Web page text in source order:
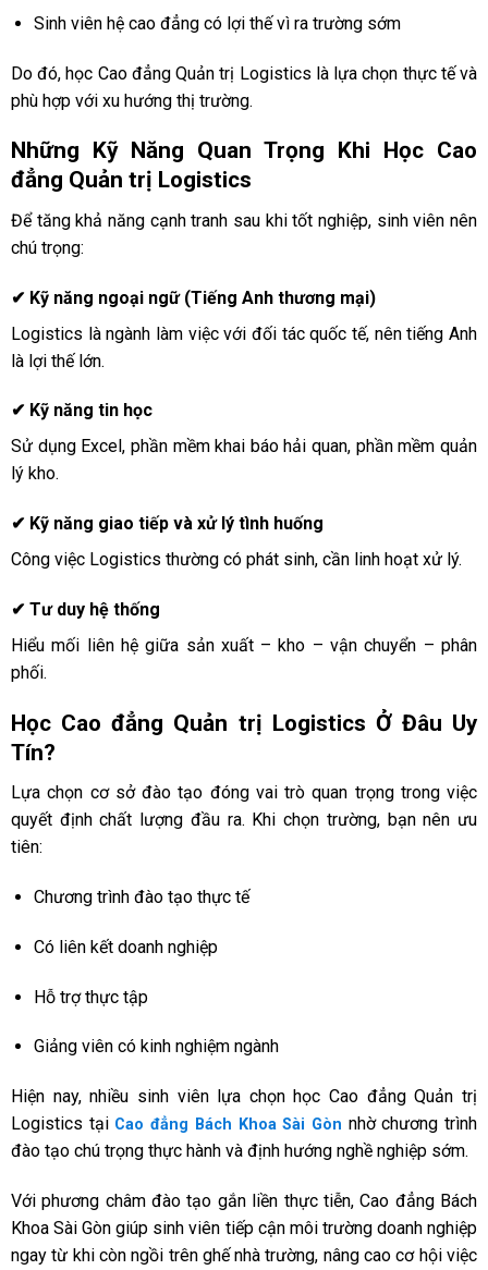
Sinh viên hệ cao đẳng có lợi thế vì ra trường sớm
Do đó, học Cao đẳng Quản trị Logistics là lựa chọn thực tế và
phù hợp với xu hướng thị trường.
Những Kỹ Năng Quan Trọng Khi Học Cao
đẳng Quản trị Logistics
Để tăng khả năng cạnh tranh sau khi tốt nghiệp, sinh viên nên
chú trọng:
✔ Kỹ năng ngoại ngữ (Tiếng Anh thương mại)
Logistics là ngành làm việc với đối tác quốc tế, nên tiếng Anh
là lợi thế lớn.
✔ Kỹ năng tin học
Sử dụng Excel, phần mềm khai báo hải quan, phần mềm quản
lý kho.
✔ Kỹ năng giao tiếp và xử lý tình huống
Công việc Logistics thường có phát sinh, cần linh hoạt xử lý.
✔ Tư duy hệ thống
Hiểu mối liên hệ giữa sản xuất – kho – vận chuyển – phân
phối.
Học Cao đẳng Quản trị Logistics Ở Đâu Uy
Tín?
Lựa chọn cơ sở đào tạo đóng vai trò quan trọng trong việc
quyết định chất lượng đầu ra. Khi chọn trường, bạn nên ưu
tiên:
Chương trình đào tạo thực tế
Có liên kết doanh nghiệp
Hỗ trợ thực tập
Giảng viên có kinh nghiệm ngành
Hiện nay, nhiều sinh viên lựa chọn học Cao đẳng Quản trị
Logistics tại Cao đẳng Bách Khoa Sài Gòn nhờ chương trình
đào tạo chú trọng thực hành và định hướng nghề nghiệp sớm.
Với phương châm đào tạo gắn liền thực tiễn, Cao đẳng Bách
Khoa Sài Gòn giúp sinh viên tiếp cận môi trường doanh nghiệp
ngay từ khi còn ngồi trên ghế nhà trường, nâng cao cơ hội việc